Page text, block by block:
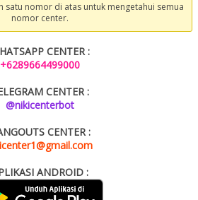
satu nomor di atas untuk mengetahui semua
nomor center.
CENTER :
+6289664499000
CENTER :
@nikicenterbot
CENTER :
ANDROID :